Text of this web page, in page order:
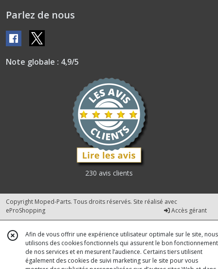
Parlez de nous
Note globale : 4,9/5
230 avis clients
Copyright Moped-Parts. Tous droits réservés. Site réalisé avec
eProShopping
Accès gérant
Afin de vous offrir une expérience utilisateur optimale sur le site, nous
utilisons des cookies fonctionnels qui assurent le bon fonctionnement
de nos services et en mesurent l’audience. Certains tiers utilisent
également des cookies de suivi marketing sur le site pour vous